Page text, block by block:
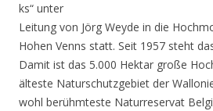
ks“ unter
Leitung von Jörg Weyde in die
Hohen Venns statt. Seit 1957 steht
Damit ist das 5.000 Hektar große
älteste Naturschutzgebiet der
wohl berühmteste Naturreservat